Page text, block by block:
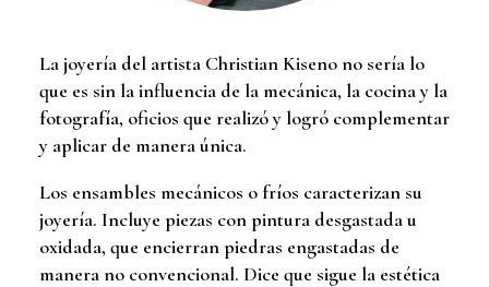
La joyería del artista Christian Kiseno no sería lo
que es sin la influencia de la mecánica, la cocina y la
fotografía, oficios que realizó y logró complementar
y aplicar de manera única.
Los ensambles mecánicos o fríos caracterizan su
joyería. Incluye piezas con pintura desgastada u
oxidada, que encierran piedras engastadas de
manera no convencional. Dice que sigue la estética